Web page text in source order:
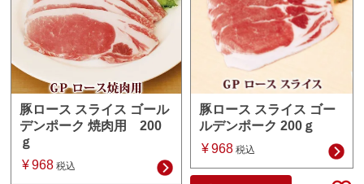
豚ロース スライス ゴール
デンポーク 焼肉用 200
ｇ
¥ 968 税込
豚ロース スライス ゴー
ルデンポーク 200ｇ
¥968 税込